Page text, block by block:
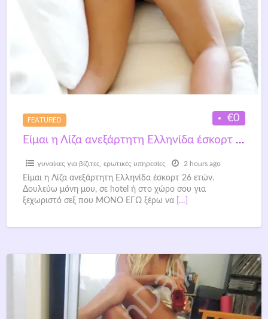
FEATURED
€0
Είμαι η Λίζα ανεξάρτητη Ελληνίδα έσκορτ 26 ετών.
γυναίκες για βίζιτες ερωτικές υπηρεσίες 2 hours ago
Είμαι η Λίζα ανεξάρτητη Ελληνίδα έσκορτ 26 ετών.
Δουλεύω μόνη μου, σε hotel ή στο χώρο σου για
ξεχωριστό σεξ που ΜΟΝΟ ΕΓΩ ξέρω να
[…]